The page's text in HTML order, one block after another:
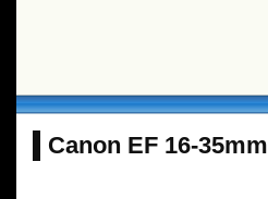
Canon EF 16-